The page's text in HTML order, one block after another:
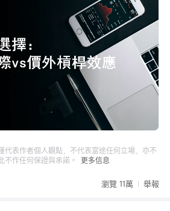
放
度
代表作者個人觀點，不代表富途任何立場，亦不
不作任何保證與承諾。
更多信息
瀏覽 11萬 舉報